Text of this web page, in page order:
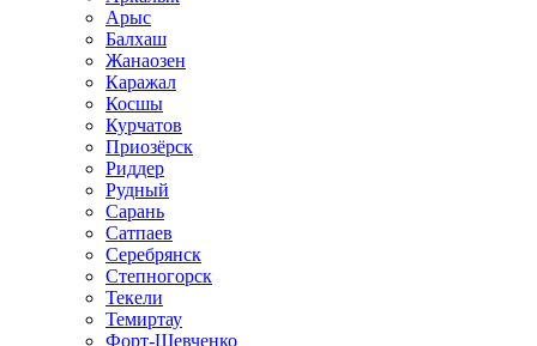
Арыс
Балхаш
Жанаозен
Каражал
Косшы
Курчатов
Приозёрск
Риддер
Рудный
Сарань
Сатпаев
Серебрянск
Степногорск
Текели
Темиртау
Форт-Шевченко